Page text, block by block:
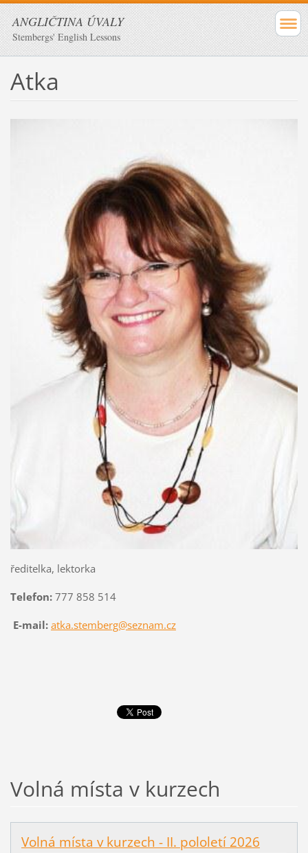
ANGLIČTINA ÚVALY
Stembergs' English Lessons
Atka
ředitelka, lektorka
Telefon:777 858 514
E-mail: atka.stemberg@seznam.cz
Volná místa v kurzech
Volná místa v kurzech - II. pololetí 2026